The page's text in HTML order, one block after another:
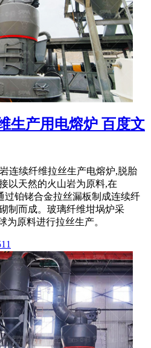
生产用电熔炉 百度文
连续纤维拉丝生产电熔炉,脱胎
以天然的火山岩为原料,在
过铂铑合金拉丝漏板制成连续纤
制而成。玻璃纤维坩埚炉采
为原料进行拉丝生产。